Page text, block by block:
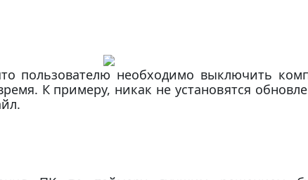
пользователю необходимо выключить
К примеру, никак не установятся